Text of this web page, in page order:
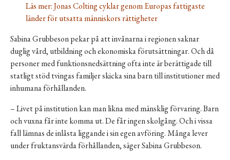
Läs mer: Jonas Colting cyklar genom Europas fattigaste
länder för utsatta människors rättigheter
Sabina Grubbeson pekar på att invånarna i regionen saknar
duglig vård, utbildning och ekonomiska förutsättningar. Och då
personer med funktionsnedsättning ofta inte är berättigade till
statligt stöd tvingas familjer skicka sina barn till institutioner med
inhumana förhållanden.
– Livet på institution kan man likna med mänsklig förvaring. Barn
och vuxna får inte komma ut. De får ingen skolgång. Och i vissa
fall lämnas de inlåsta liggande i sin egen avföring. Många lever
under fruktansvärda förhållanden, säger Sabina Grubbeson.